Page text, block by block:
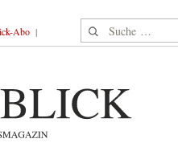
Abo Suche nach: